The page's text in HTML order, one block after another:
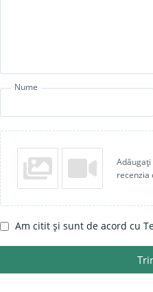
Nume
recenzia
Am citit și sunt de acord cu